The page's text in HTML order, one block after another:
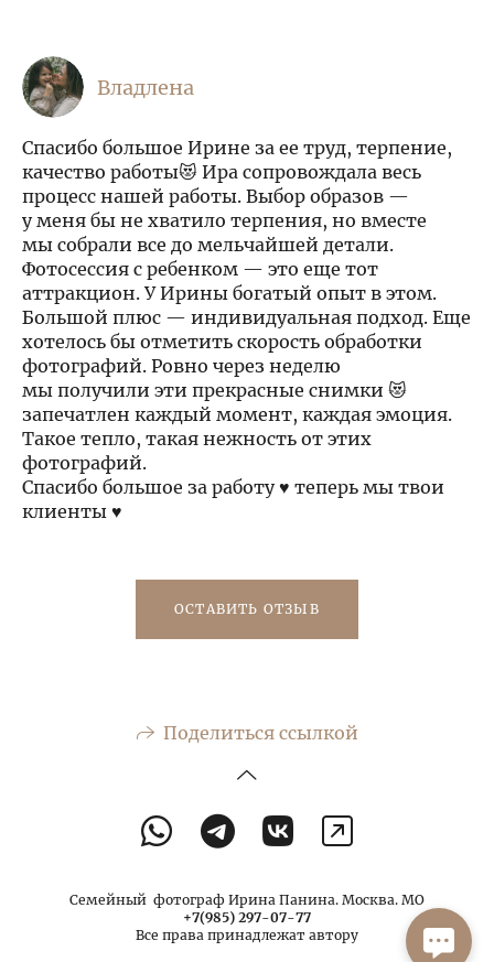
Владлена
Спасибо большое Ирине за ее труд, терпение,
качество работы😻 Ира сопровождала весь
процесс нашей работы. Выбор образов —
у меня бы не хватило терпения, но вместе
мы собрали все до мельчайшей детали.
Фотосессия с ребенком — это еще тот
аттракцион. У Ирины богатый опыт в этом.
Большой плюс — индивидуальная подход. Еще
хотелось бы отметить скорость обработки
фотографий. Ровно через неделю
мы получили эти прекрасные снимки 😻
запечатлен каждый момент, каждая эмоция.
Такое тепло, такая нежность от этих
фотографий.
Спасибо большое за работу ♥️ теперь мы твои
клиенты ♥️
ОСТАВИТЬ ОТЗЫВ
Поделиться ссылкой
Семейный фотограф Ирина Панина. Москва. МО
+7(985) 297-07-77
Все права принадлежат автору